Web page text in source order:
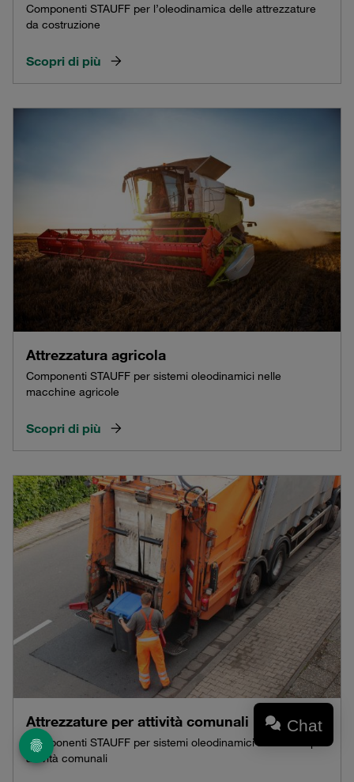
Componenti STAUFF per l’oleodinamica delle attrezzature
da costruzione
Scopri di più
Attrezzatura agricola
Componenti STAUFF per sistemi oleodinamici nelle
macchine agricole
Scopri di più
Attrezzature per attività comunali
Componenti STAUFF per sistemi oleodinamici nei veicoli per
attività comunali
Chat